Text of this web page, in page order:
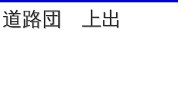
道路団 上出